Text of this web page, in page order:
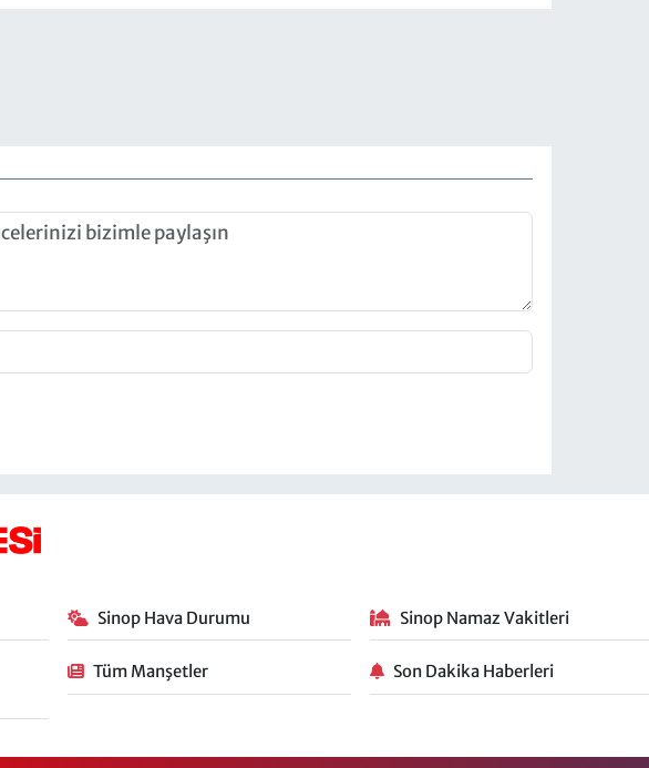
Sinop Hava Durumu Sinop Namaz Vakitleri
Tüm Manşetler Son Dakika Haberleri